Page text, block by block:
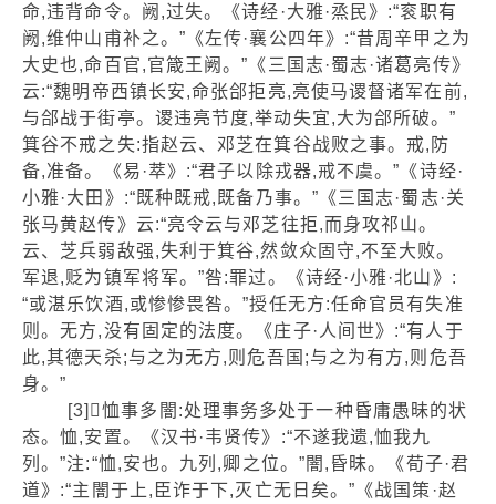
命,违背命令。阙,过失。《诗经·大雅·烝民》:“衮职有
阙,维仲山甫补之。”《左传·襄公四年》:“昔周辛甲之为
大史也,命百官,官箴王阙。”《三国志·蜀志·诸葛亮传》
云:“魏明帝西镇长安,命张郃拒亮,亮使马谡督诸军在前,
与郃战于街亭。谡违亮节度,举动失宜,大为郃所破。”
箕谷不戒之失:指赵云、邓芝在箕谷战败之事。戒,防
备,准备。《易·萃》:“君子以除戎器,戒不虞。”《诗经·
小雅·大田》:“既种既戒,既备乃事。”《三国志·蜀志·关
张马黄赵传》云:“亮令云与邓芝往拒,而身攻祁山。
云、芝兵弱敌强,失利于箕谷,然敛众固守,不至大败。
军退,贬为镇军将军。”咎:罪过。《诗经·小雅·北山》:
“或湛乐饮酒,或惨惨畏咎。”授任无方:任命官员有失准
则。无方,没有固定的法度。《庄子·人间世》:“有人于
此,其德天杀;与之为无方,则危吾国;与之为有方,则危吾
身。”
[3]恤事多闇:处理事务多处于一种昏庸愚昧的状
态。恤,安置。《汉书·韦贤传》:“不遂我遗,恤我九
列。”注:“恤,安也。九列,卿之位。”闇,昏昧。《荀子·君
道》:“主闇于上,臣诈于下,灭亡无日矣。”《战国策·赵